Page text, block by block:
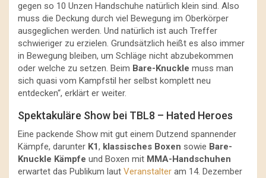
gegen so 10 Unzen Handschuhe natürlich klein sind. Also
muss die Deckung durch viel Bewegung im Oberkörper
ausgeglichen werden. Und natürlich ist auch Treffer
schwieriger zu erzielen. Grundsätzlich heißt es also immer
in Bewegung bleiben, um Schläge nicht abzubekommen
oder welche zu setzen. Beim Bare-Knuckle muss man
sich quasi vom Kampfstil her selbst komplett neu
entdecken“, erklärt er weiter.
Spektakuläre Show bei TBL8 – Hated Heroes
Eine packende Show mit gut einem Dutzend spannender
Kämpfe, darunter K1, klassisches Boxen sowie Bare-
Knuckle Kämpfe und Boxen mit MMA-Handschuhen
erwartet das Publikum laut Veranstalter am 14. Dezember